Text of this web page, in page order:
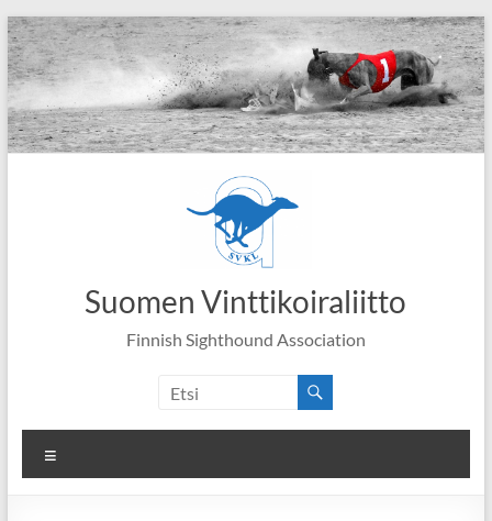
Skip
to
content
Suomen Vinttikoiraliitto
Finnish Sighthound Association